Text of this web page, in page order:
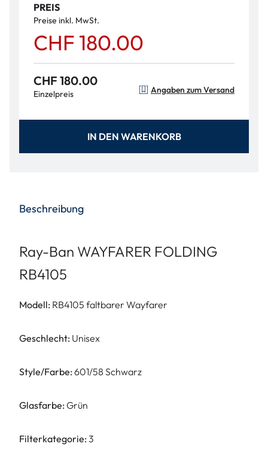
PREIS
Preise inkl. MwSt.
CHF 180.00
CHF 180.00
Einzelpreis Angaben zum Versand
IN DEN WARENKORB
Beschreibung
Ray-Ban WAYFARER FOLDING
RB4105
Modell: RB4105 faltbarer Wayfarer
Geschlecht: Unisex
Style/Farbe: 601/58 Schwarz
Glasfarbe: Grün
Filterkategorie: 3